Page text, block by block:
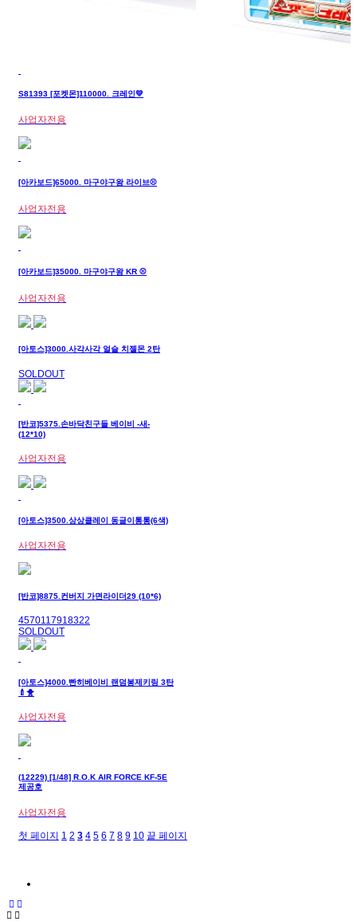
S81393 [포켓몬]110000. 크레인💛
사업자전용
[아카보드]65000. 마구야구왕 라이브⚾
사업자전용
[아카보드]35000. 마구야구왕 KR ⚾
사업자전용
[아토스]3000.사각사각 얼슬 치젤몬 2탄
SOLDOUT
[반코]5375.손바닥친구들 베이비 -새-
(12*10)
사업자전용
[아토스]3500.상상클레이 동글이통통(6색)
사업자전용
[반코]8875.컨버지 가면라이더29 (10*6)
4570117918322
SOLDOUT
[아토스]4000.빤히베이비 랜덤봉제키링 3탄
🍼🐥
사업자전용
(12229) [1/48] R.O.K AIR FORCE KF-5E
제공호
사업자전용
첫 페이지 1 2 3 4 5 6 7 8 9 10 끝 페이지